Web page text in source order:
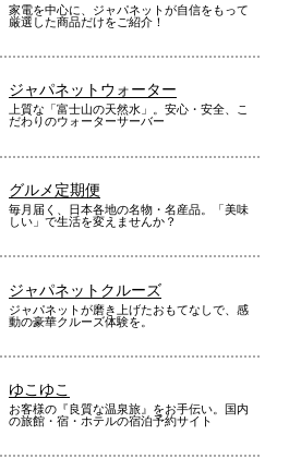
家電を中心に、ジャパネットが自信をもって
厳選した商品だけをご紹介！
ジャパネットウォーター
上質な「富士山の天然水」。安心・安全、こ
だわりのウォーターサーバー
グルメ定期便
毎月届く、日本各地の名物・名産品。「美味
しい」で生活を変えませんか？
ジャパネットクルーズ
ジャパネットが磨き上げたおもてなしで、感
動の豪華クルーズ体験を。
ゆこゆこ
お客様の『良質な温泉旅』をお手伝い。国内
の旅館・宿・ホテルの宿泊予約サイト